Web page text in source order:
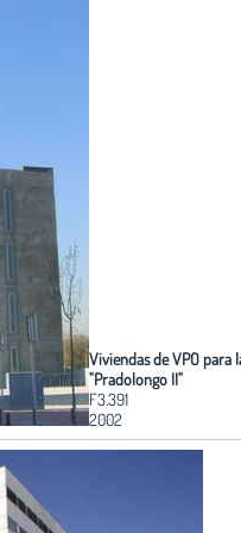
Viviendas de VPO para
"Pradolongo II"
F3.391
2002